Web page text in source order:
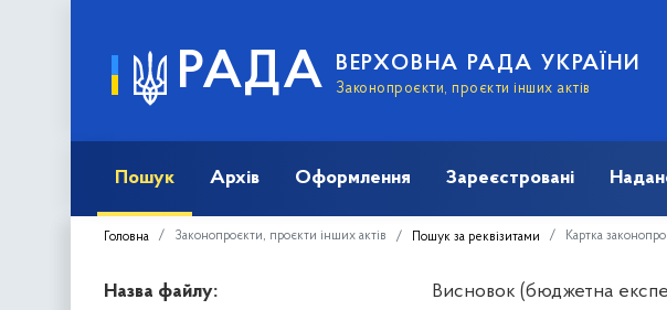
РАДА ВЕРХОВНА РАДА УКРАЇНИ
Законопроєкти, проєкти інших актів
Пошук Архів Оформлення Зареєстровані
Головна Законопроєкти, проєкти інших актів Пошук за реквізитами Картка
Назва файлу:
Висновок (бюджетна